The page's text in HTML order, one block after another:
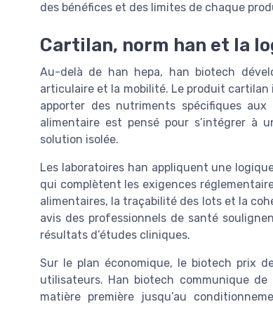
des bénéfices et des limites de chaque
Cartilan, norm han et la
Au-delà de han hepa, han biotech
articulaire et la mobilité. Le produit
apporter des nutriments spécifiques
alimentaire est pensé pour s’intégrer à
solution isolée.
Les laboratoires han appliquent une
qui complètent les exigences
alimentaires, la traçabilité des lots et la
avis des professionnels de santé
résultats d’études cliniques.
Sur le plan économique, le biotech prix
utilisateurs. Han biotech communique
matière première jusqu’au